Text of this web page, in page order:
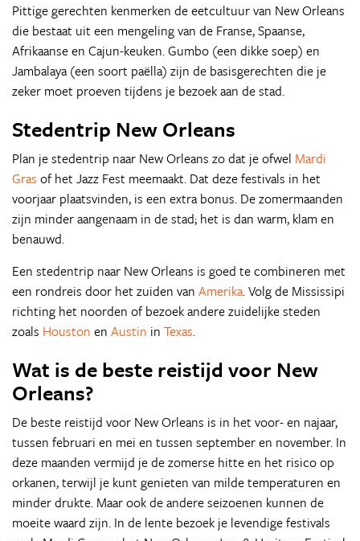
Pittige gerechten kenmerken de eetcultuur van New Orleans
die bestaat uit een mengeling van de Franse, Spaanse,
Afrikaanse en Cajun-keuken. Gumbo (een dikke soep) en
Jambalaya (een soort paëlla) zijn de basisgerechten die je
zeker moet proeven tijdens je bezoek aan de stad.
Stedentrip New Orleans
Plan je stedentrip naar New Orleans zo dat je ofwel Mardi
Gras of het Jazz Fest meemaakt. Dat deze festivals in het
voorjaar plaatsvinden, is een extra bonus. De zomermaanden
zijn minder aangenaam in de stad; het is dan warm, klam en
benauwd.
Een stedentrip naar New Orleans is goed te combineren met
een rondreis door het zuiden van Amerika. Volg de Mississipi
richting het noorden of bezoek andere zuidelijke steden
zoals Houston en Austin in Texas.
Wat is de beste reistijd voor New
Orleans?
De beste reistijd voor New Orleans is in het voor- en najaar,
tussen februari en mei en tussen september en november. In
deze maanden vermijd je de zomerse hitte en het risico op
orkanen, terwijl je kunt genieten van milde temperaturen en
minder drukte. Maar ook de andere seizoenen kunnen de
moeite waard zijn. In de lente bezoek je levendige festivals